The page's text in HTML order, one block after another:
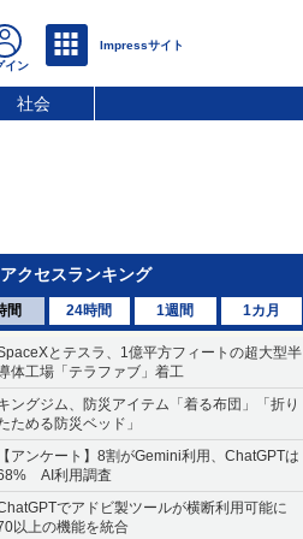
社会
アクセスランキング
間 24時間 1週間 1カ月
とテスラ、1億平方フィートの超大型半
体工場「テラファブ」着工
ングジム、防災アイテム「着る布団」「折り
ためる防災ベッド」
アンケート】8割がGemini利用、ChatGPTは
AI利用調査
でアドビ製ツールが横断利用可能に
以上の機能を統合